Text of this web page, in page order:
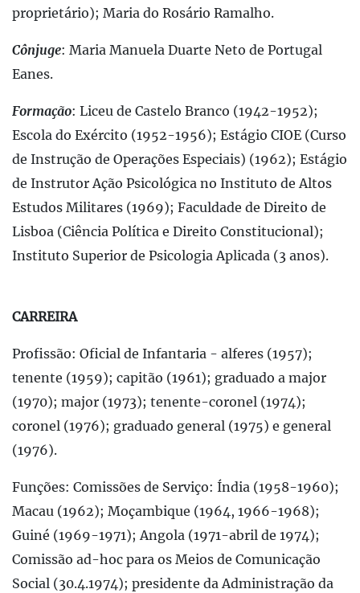
proprietário); Maria do Rosário Ramalho.
Cônjuge: Maria Manuela Duarte Neto de Portugal
Eanes.
Formação: Liceu de Castelo Branco (1942-1952);
Escola do Exército (1952-1956); Estágio CIOE (Curso
de Instrução de Operações Especiais) (1962); Estágio
de Instrutor Ação Psicológica no Instituto de Altos
Estudos Militares (1969); Faculdade de Direito de
Lisboa (Ciência Política e Direito Constitucional);
Instituto Superior de Psicologia Aplicada (3 anos).
CARREIRA
Profissão: Oficial de Infantaria - alferes (1957);
tenente (1959); capitão (1961); graduado a major
(1970); major (1973); tenente-coronel (1974);
coronel (1976); graduado general (1975) e general
(1976).
Funções: Comissões de Serviço: Índia (1958-1960);
Macau (1962); Moçambique (1964, 1966-1968);
Guiné (1969-1971); Angola (1971-abril de 1974);
Comissão ad-hoc para os Meios de Comunicação
Social (30.4.1974); presidente da Administração da